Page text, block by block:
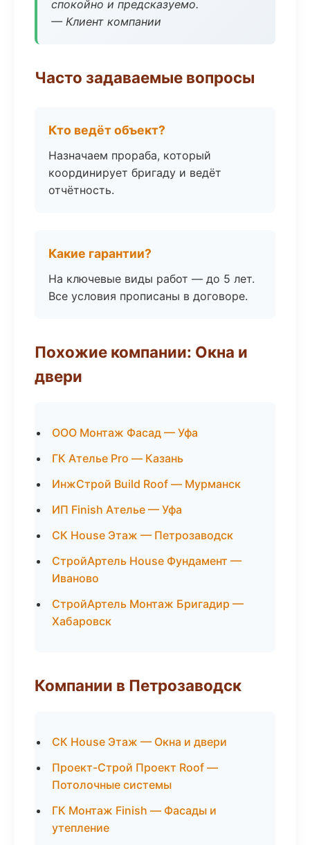
спокойно и предсказуемо.
— Клиент компании
Часто задаваемые вопросы
Кто ведёт объект?
Назначаем прораба, который
координирует бригаду и ведёт
отчётность.
Какие гарантии?
На ключевые виды работ — до 5 лет.
Все условия прописаны в договоре.
Похожие компании: Окна и
двери
ООО Монтаж Фасад — Уфа
ГК Ателье Pro — Казань
ИнжСтрой Build Roof — Мурманск
ИП Finish Ателье — Уфа
СК House Этаж — Петрозаводск
СтройАртель House Фундамент —
Иваново
СтройАртель Монтаж Бригадир —
Хабаровск
Компании в Петрозаводск
СК House Этаж — Окна и двери
Проект-Строй Проект Roof —
Потолочные системы
ГК Монтаж Finish — Фасады и
утепление